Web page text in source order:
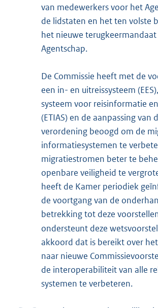
van medewerkers voor het
de lidstaten en het ten volste
het nieuwe
Agentschap.
De Commissie heeft met de
een in- en uitreissysteem
systeem voor reisinformatie
(ETIAS) en de aanpassing van
verordening beoogd om de
informatiesystemen te
migratiestromen beter te
openbare veiligheid te
heeft de Kamer periodiek
de voortgang van de
betrekking tot deze
ondersteunt deze
akkoord dat is bereikt over
naar nieuwe
de interoperabiliteit van alle
systemen te verbeteren.